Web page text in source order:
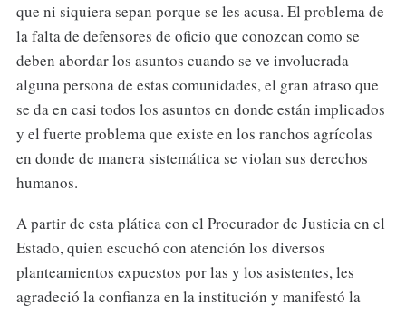
que ni siquiera sepan porque se les acusa. El problema de
la falta de defensores de oficio que conozcan como se
deben abordar los asuntos cuando se ve involucrada
alguna persona de estas comunidades, el gran atraso que
se da en casi todos los asuntos en donde están implicados
y el fuerte problema que existe en los ranchos agrícolas
en donde de manera sistemática se violan sus derechos
humanos.
A partir de esta plática con el Procurador de Justicia en el
Estado, quien escuchó con atención los diversos
planteamientos expuestos por las y los asistentes, les
agradeció la confianza en la institución y manifestó la